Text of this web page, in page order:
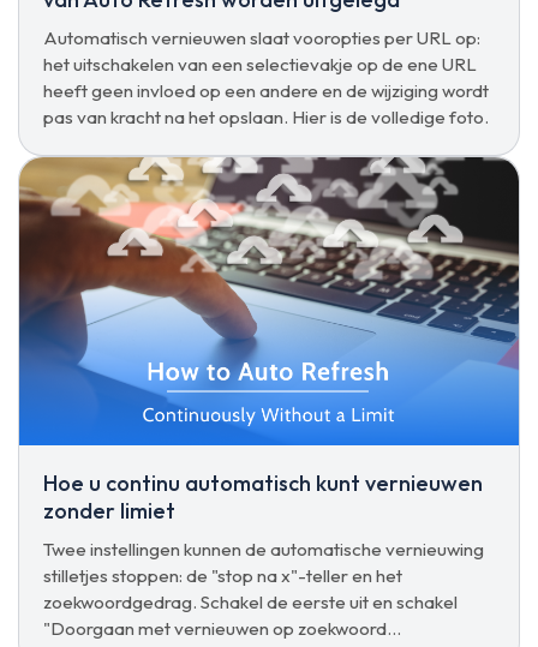
Automatisch vernieuwen slaat vooropties per URL op:
het uitschakelen van een selectievakje op de ene URL
heeft geen invloed op een andere en de wijziging wordt
pas van kracht na het opslaan. Hier is de volledige foto.
Hoe u continu automatisch kunt vernieuwen
zonder limiet
Twee instellingen kunnen de automatische vernieuwing
stilletjes stoppen: de "stop na x"-teller en het
zoekwoordgedrag. Schakel de eerste uit en schakel
"Doorgaan met vernieuwen op zoekwoord